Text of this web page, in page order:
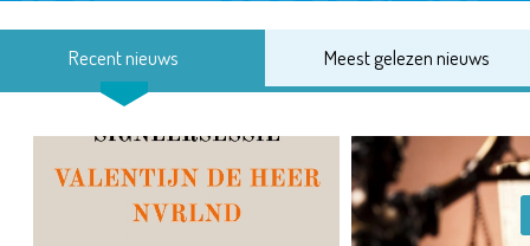
Recent nieuws Meest gelezen nieuws